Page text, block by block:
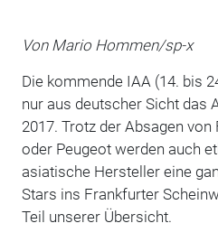
Von Mario Hommen/sp-x
Die kommende IAA (14. bis
nur aus deutscher Sicht das
2017. Trotz der Absagen
oder Peugeot werden auch
asiatische Hersteller eine
Stars ins Frankfurter
Teil unserer Übersicht.